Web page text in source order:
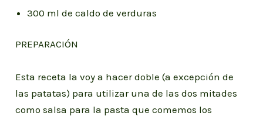
300 ml de caldo de verduras
PREPARACIÓN
Esta receta la voy a hacer doble (a excepción de
las patatas) para utilizar una de las dos mitades
como salsa para la pasta que comemos los